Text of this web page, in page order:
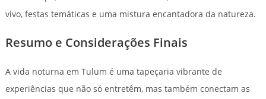
vivo, festas temáticas e uma mistura encantadora da natureza.
Resumo e Considerações Finais
A vida noturna em Tulum é uma tapeçaria vibrante de
experiências que não só entretêm, mas também conectam as